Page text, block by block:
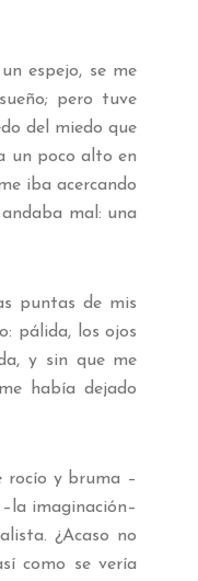
espejo, se me
pero tuve
del miedo que
un poco alto en
iba acercando
mal: una
puntas de mis
pálida, los ojos
y sin que me
había dejado
rocío y bruma –
imaginación–
¿Acaso no
como se vería